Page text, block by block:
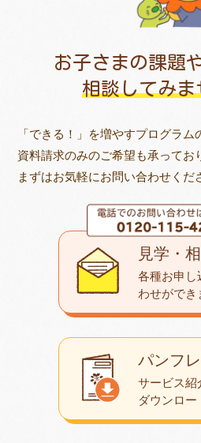
お子さまの課題
相談してみま
「できる！」を増やすプログラム
資料請求のみのご希望も承ってお
まずはお気軽にお問い合わせくだ
パンフ
サービス紹
ダウンロー
見学・
各種お申し
わせができ